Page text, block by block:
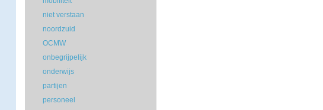
niet verstaan
noordzuid
OCMW
onbegrijpelijk
onderwijs
partijen
personeel